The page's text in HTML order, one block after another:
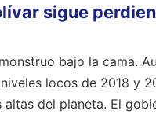
sigue
bajo la cama.
locos de 2018 y
altas del planeta. El